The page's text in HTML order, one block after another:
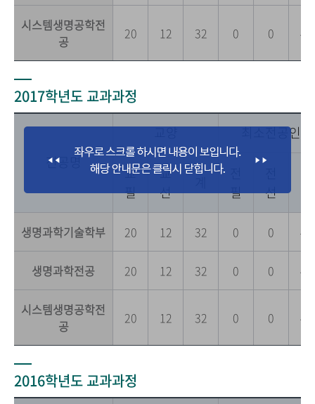
시스템생명공학전
공
20 12 32 0 0 42
2017학년도 교과과정
전공명
교양 최소전공인
교
필
교
선
필
선
생명과학기술학부 20 12 32 0 0 42
생명과학전공 20 12 32 0 0 42
시스템생명공학전
공
20 12 32 0 0 42
2016학년도 교과과정